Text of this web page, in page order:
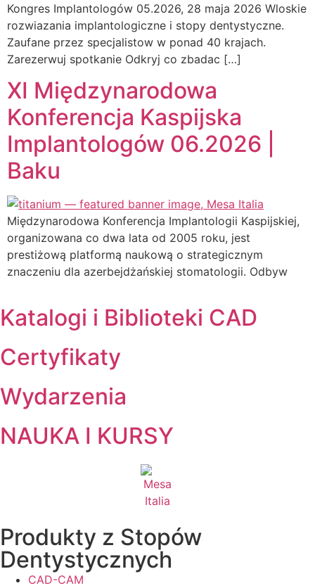
Kongres Implantologów 05.2026, 28 maja 2026 Wloskie
rozwiazania implantologiczne i stopy dentystyczne.
Zaufane przez specjalistow w ponad 40 krajach.
Zarezerwuj spotkanie Odkryj co zbadac […]
XI Międzynarodowa
Konferencja Kaspijska
Implantologów 06.2026 |
Baku
Międzynarodowa Konferencja Implantologii Kaspijskiej,
organizowana co dwa lata od 2005 roku, jest
prestiżową platformą naukową o strategicznym
znaczeniu dla azerbejdżańskiej stomatologii. Odbyw
Katalogi i Biblioteki CAD
Certyfikaty
Wydarzenia
NAUKA I KURSY
Produkty z Stopów
Dentystycznych
CAD-CAM